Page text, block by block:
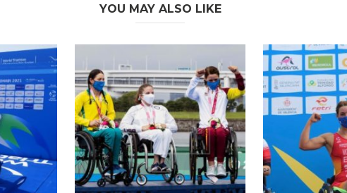
YOU MAY ALSO LIKE